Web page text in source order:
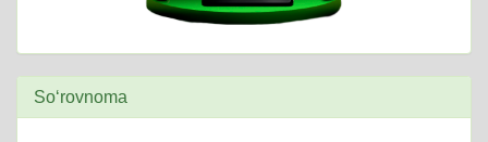
So‘rovnoma